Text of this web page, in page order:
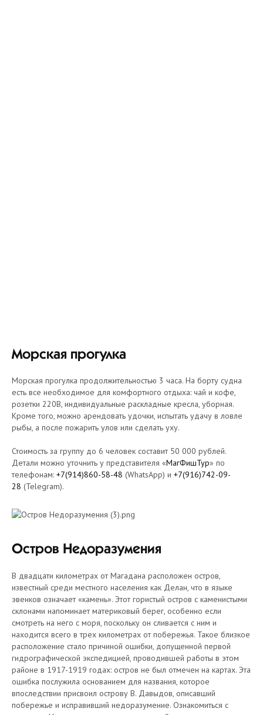
Морская прогулка
Морская прогулка продолжительностью 3 часа. На борту судна
есть все необходимое для комфортного отдыха: чай и кофе,
розетки 220В, индивидуальные раскладные кресла, уборная.
Кроме того, можно арендовать удочки, испытать удачу в ловле
рыбы, а после пожарить улов или сделать уху.
Стоимость за группу до 6 человек составит 50 000 рублей.
Детали можно уточнить у представителя «МагФишТур» по
телефонам: +7(914)860-58-48 (WhatsApp) и +7(916)742-09-
28 (Telegram).
Остров Недоразумения
В двадцати километрах от Магадана расположен остров,
известный среди местного населения как Делан, что в языке
эвенков означает «камень». Этот гористый остров с каменистыми
склонами напоминает материковый берег, особенно если
смотреть на него с моря, поскольку он сливается с ним и
находится всего в трех километрах от побережья. Такое близкое
расположение стало причиной ошибки, допущенной первой
гидрографической экспедицией, проводившей работы в этом
районе в 1917-1919 годах: остров не был отмечен на картах. Эта
ошибка послужила основанием для названия, которое
впоследствии присвоил острову В. Давыдов, описавший
побережье и исправивший недоразумение. Ознакомиться с